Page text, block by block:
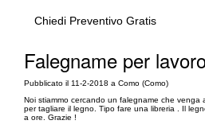
Chiedi Preventivo Gratis
Falegname per
Pubblicato il 11-2-2018 a Como (Como)
Noi stiammo cercando un falegname che venga
per tagliare il legno. Tipo fare una libreria . Il
a ore. Grazie !